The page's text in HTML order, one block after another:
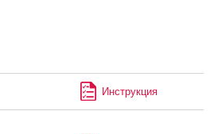
Инструкция